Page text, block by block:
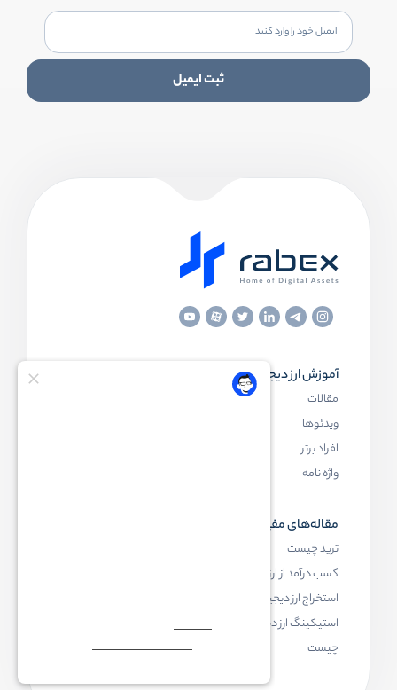
ثبت ایمیل
آموزش ارز دیجیتال
مقالات
ویدئوها
افراد برتر
واژه نامه
مقاله‌های مفید
ترید چیست
کسب درآمد از ارز دیجیتال
استخراج ارز دیجیتال چیست
استیکینگ ارز دیجیتال
چیست